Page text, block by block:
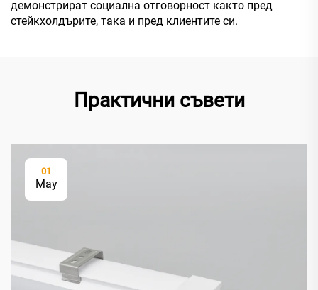
демонстрират социална отговорност както пред
стейкхолдърите, така и пред клиентите си.
Практични съвети
01
May